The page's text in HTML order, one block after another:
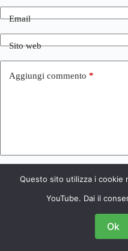
Email
Sito web
Aggiungi commento *
Invia commento
Questo sito utilizza i cookie
YouTube. Dai il
Ok